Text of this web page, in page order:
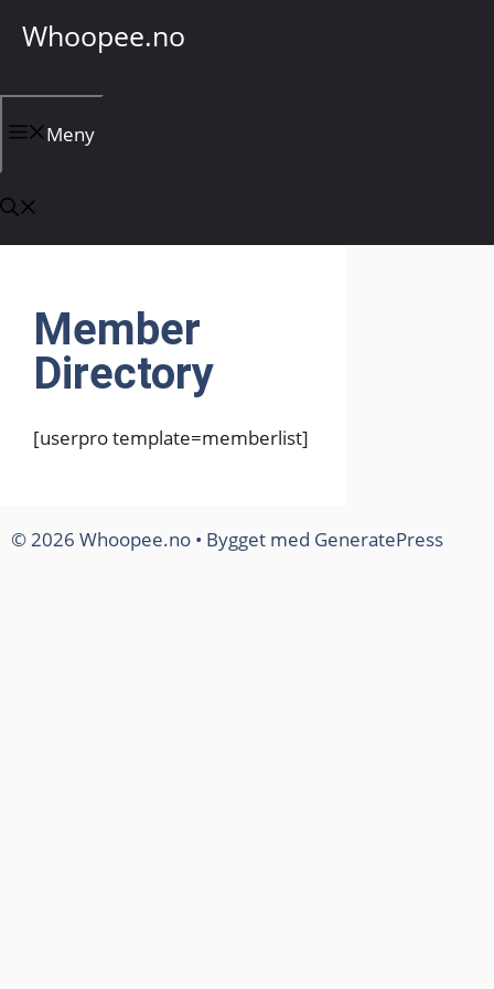
Whoopee.no
Meny
Member
Directory
[userpro template=memberlist]
© 2026 Whoopee.no • Bygget med GeneratePress